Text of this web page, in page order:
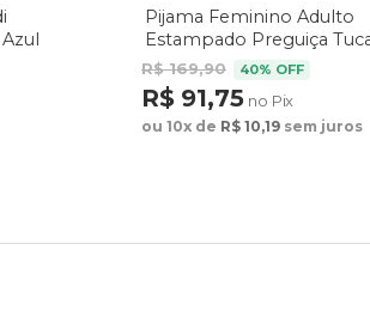
Pijama Feminino Adulto
Estampado Preguiça
Fundo Marrom
R$ 169,90 40% OFF
R$ 91,75 no Pix
ou 10x de R$ 10,19 sem juros